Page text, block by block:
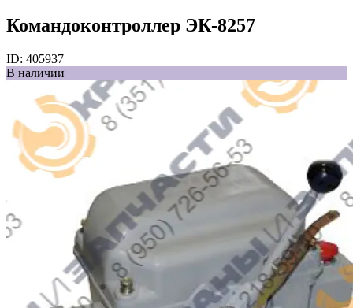
Командоконтроллер ЭК-8257
ID: 405937
В наличии